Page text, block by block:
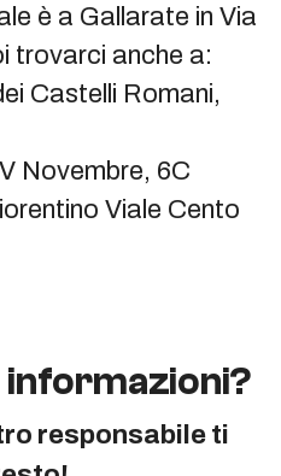
è a Gallarate in Via
trovarci anche a:
Castelli Romani,
Novembre, 6C
Viale Cento
responsabile ti